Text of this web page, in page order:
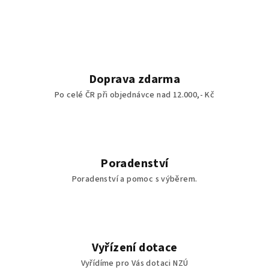
Doprava zdarma
Po celé ČR při objednávce nad 12.000,- Kč
Poradenství
Poradenství a pomoc s výběrem.
Vyřízení dotace
Vyřídíme pro Vás dotaci NZÚ